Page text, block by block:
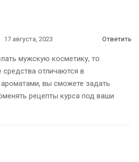
17 августа, 2023 Ответить
мужскую косметику, то
отличаются в
вы сможете задать
рецепты курса под ваши